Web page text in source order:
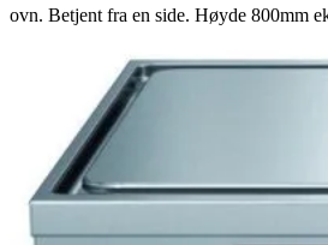
ovn. Betjent fra en side. Høyde 800mm